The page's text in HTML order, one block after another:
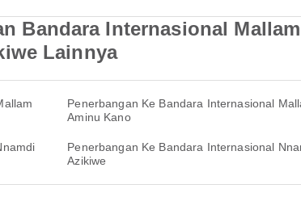
Bandara Internasional
Lainnya
Penerbangan Ke Bandara Internasional
Aminu Kano
Penerbangan Ke Bandara Internasional
Azikiwe